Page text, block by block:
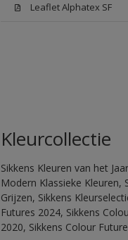
Leaflet Alphatex SF
Kleurcollectie
Sikkens Kleuren van het
Modern Klassieke Kleuren,
Grijzen, Sikkens
Futures 2024, Sikkens
2020, Sikkens Colour